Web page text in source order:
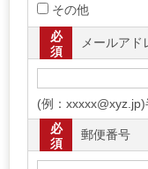
その他
メールアド
必
須
(例：xxxxx@xyz.jp)
郵便番号
必
須